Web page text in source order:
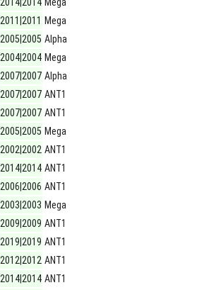
2011|2011 Mega
2005|2005 Alpha
2004|2004 Mega
2007|2007 Alpha
2007|2007 ΑΝΤ1
2007|2007 ΑΝΤ1
2005|2005 Mega
2002|2002 ΑΝΤ1
2014|2014 ΑΝΤ1
2006|2006 ΑΝΤ1
2003|2003 Mega
2009|2009 ΑΝΤ1
2019|2019 ΑΝΤ1
2012|2012 ΑΝΤ1
2014|2014 ΑΝΤ1